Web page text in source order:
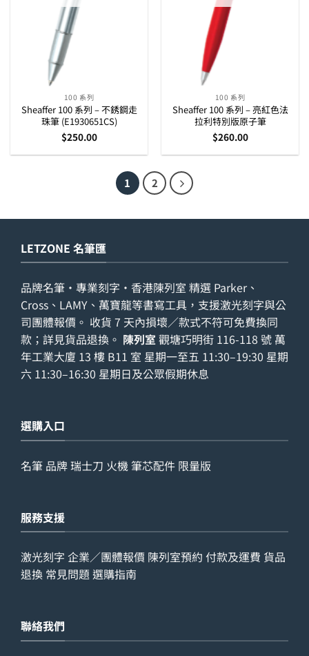
100 系列
Sheaffer 100 系列 – 不銹鋼走
珠筆 (E1930651CS)
$250.00
100 系列
Sheaffer 100 系列 – 亮紅色法
拉利特別版原子筆
$260.00
1 2
LETZONE 名筆匯
品牌名筆・專業刻字・香港陳列室 精選 Parker、
Cross、LAMY、萬寶龍等書寫工具，支援激光刻字與公
司團體報價。 收貨 7 天內損壞／款式不符可免費換同
款；詳見貨品退換 。 陳列室 觀塘巧明街 116-118 號 萬
年工業大廈 13 樓 B11 室 星期一至五 11:30–19:30 星期
六 11:30–16:30 星期日及公眾假期休息
選購入口
名筆 品牌瑞士刀 火機筆芯配件 限量版
服務支援
激光刻字 企業／團體報價 陳列室預約 付款及運費 貨品
退換 常見問題 選購指南
聯絡我們